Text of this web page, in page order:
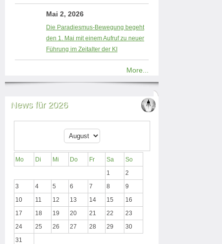
Mai 2, 2026
Die Paradiesmus-Bewegung begeht
den 1. Mai mit einem Aufruf zu neuer
Führung im Zeitalter der KI
More...
News für 2026
Mo Di Mi Do Fr Sa
So
1
2
3
4 5 6 7 8
9
10
11 12 13 14 15
16
17
18 19 20 21 22
23
24
25 26 27 28 29
30
31